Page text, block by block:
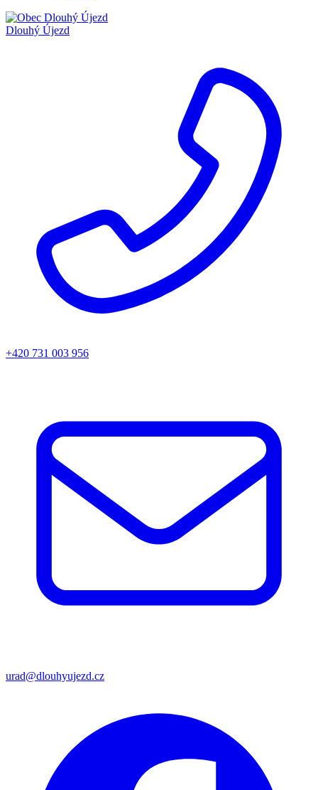
Dlouhý Újezd
+420 731 003 956
urad@dlouhyujezd.cz